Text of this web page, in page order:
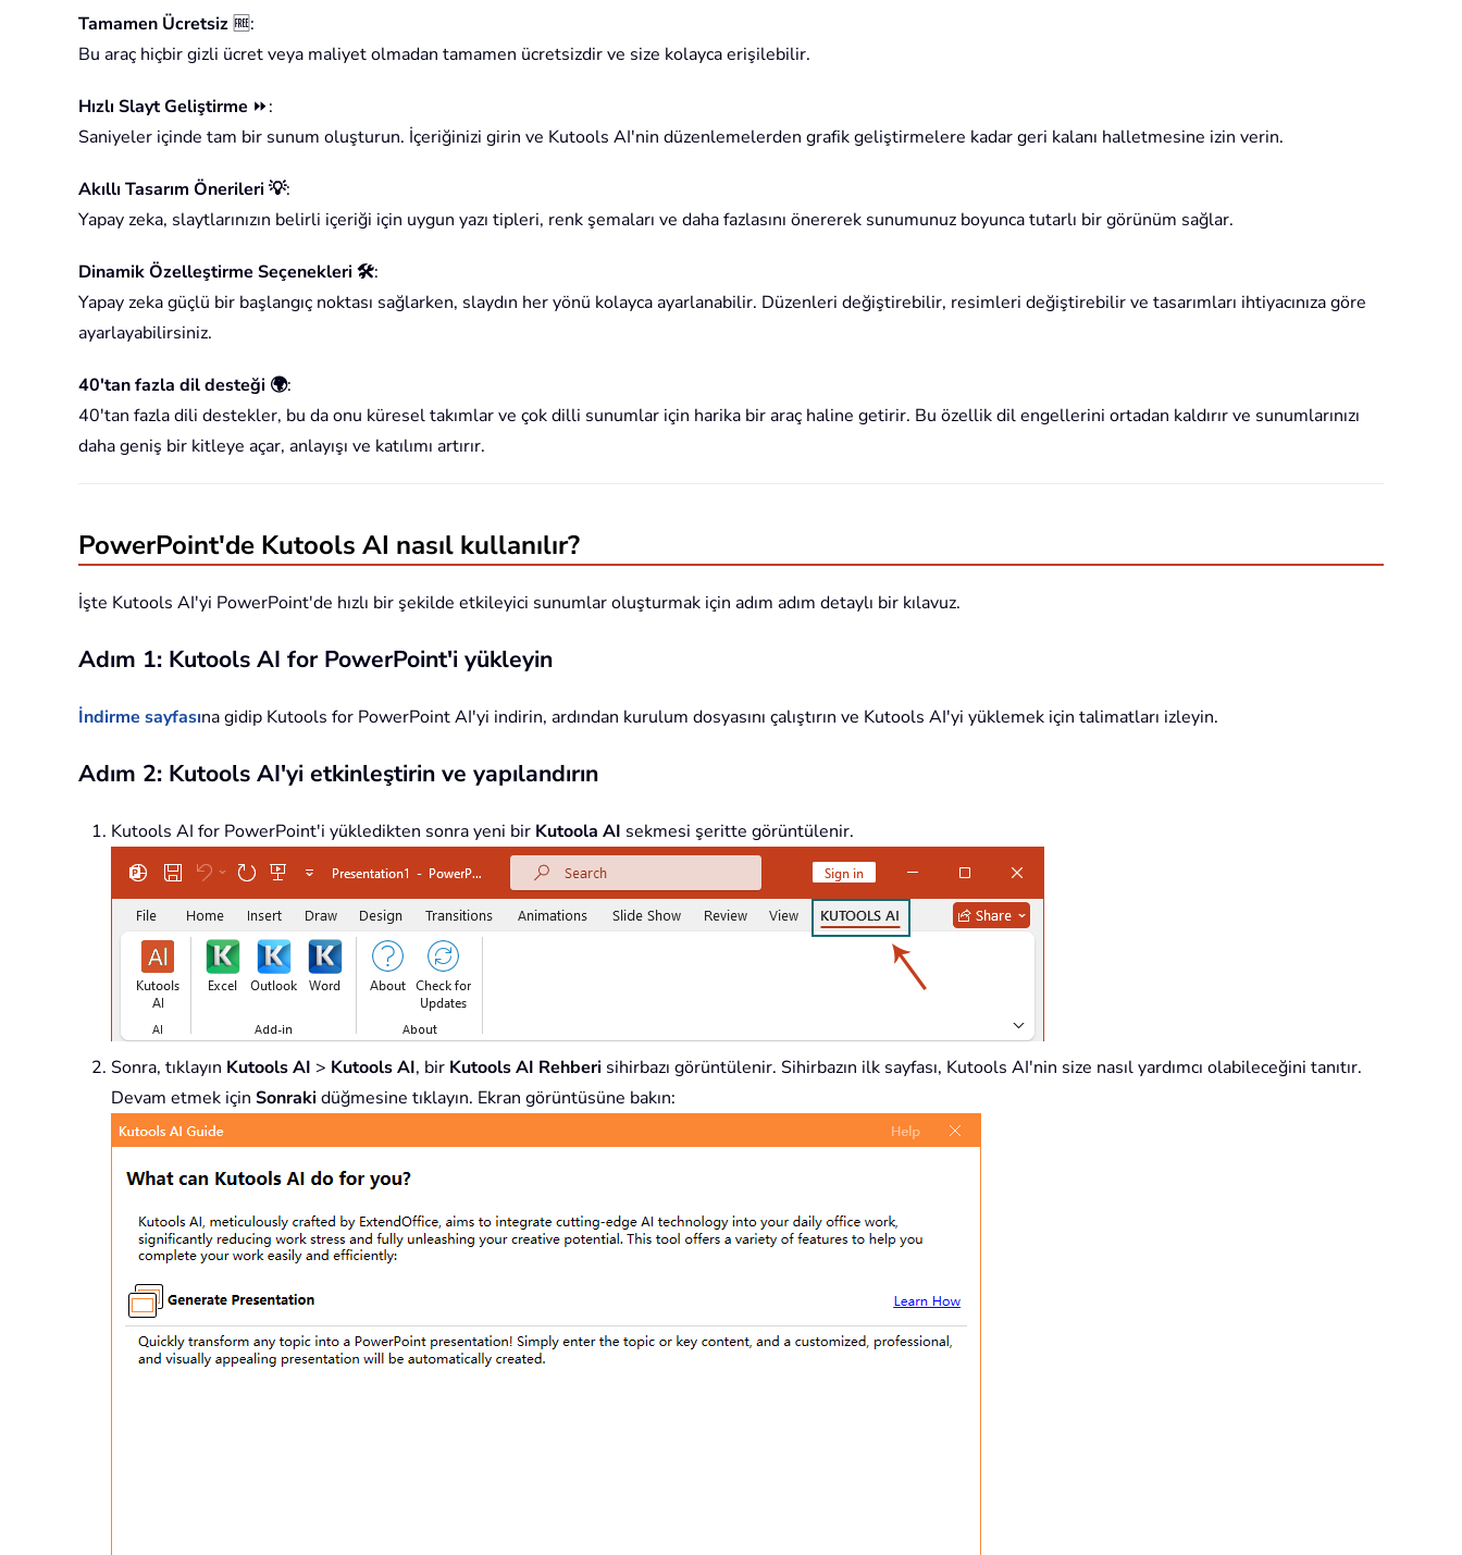
Tamamen Ücretsiz🆓:
Bu araç hiçbir gizli ücret veya maliyet olmadan tamamen ücretsizdir ve size kolayca erişilebilir.
Hızlı Slayt Geliştirme ⏩:
Saniyeler içinde tam bir sunum oluşturun. İçeriğinizi girin ve Kutools AI'nin düzenlemelerden grafik geliştirmelere kadar geri kalanı halletmesine izin verin.
Akıllı Tasarım Önerileri 💡:
Yapay zeka, slaytlarınızın belirli içeriği için uygun yazı tipleri, renk şemaları ve daha fazlasını önererek sunumunuz boyunca tutarlı bir görünüm sağlar.
Dinamik Özelleştirme Seçenekleri 🛠️:
Yapay zeka güçlü bir başlangıç noktası sağlarken, slaydın her yönü kolayca ayarlanabilir. Düzenleri değiştirebilir, resimleri değiştirebilir ve tasarımları ihtiyacınıza göre
ayarlayabilirsiniz.
40'tan fazla dil desteği 🌍:
40'tan fazla dili destekler, bu da onu küresel takımlar ve çok dilli sunumlar için harika bir araç haline getirir. Bu özellik dil engellerini ortadan kaldırır ve sunumlarınızı
daha geniş bir kitleye açar, anlayışı ve katılımı artırır.
PowerPoint'de Kutools AI nasıl kullanılır?
İşte Kutools AI'yi PowerPoint'de hızlı bir şekilde etkileyici sunumlar oluşturmak için adım adım detaylı bir kılavuz.
Adım 1: Kutools AI for PowerPoint'i yükleyin
İndirme sayfasına gidip Kutools for PowerPoint AI'yi indirin, ardından kurulum dosyasını çalıştırın ve Kutools AI'yi yüklemek için talimatları izleyin.
Adım 2: Kutools AI'yi etkinleştirin ve yapılandırın
Kutools AI for PowerPoint'i yükledikten sonra yeni bir Kutoola AI sekmesi şeritte görüntülenir.
Sonra, tıklayın Kutools AI > Kutools AI, bir Kutools AI Rehberi sihirbazı görüntülenir. Sihirbazın ilk sayfası, Kutools AI'nin size nasıl yardımcı olabileceğini tanıtır.
Devam etmek için Sonraki düğmesine tıklayın. Ekran görüntüsüne bakın: